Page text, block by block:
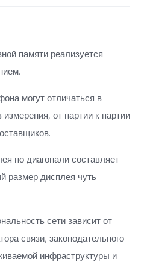
памяти реализуется
могут отличаться в
от партии к партии
по диагонали составляет
размер дисплея чуть
сети зависит от
связи, законодательного
инфраструктуры и